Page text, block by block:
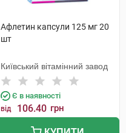
Афлетин капсули 125 мг 20
шт
Київський вітамінний завод
Є в наявності
від 106.40 грн